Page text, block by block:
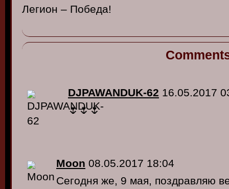
Легион – Победа!
DJPAWANDUK-62 16.05.2017
🌷🌷🌷
Moon 08.05.2017 18:04
Сегодня же, 9 мая, поздравляю